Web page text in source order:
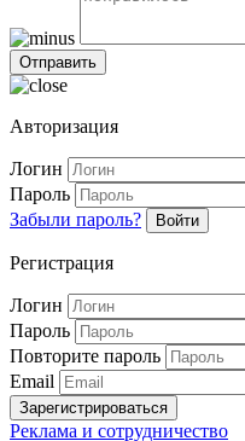
Авторизация
Логин
Пароль
Забыли пароль?
Войти
Регистрация
Логин
Пароль
Повторите пароль
Email
Зарегистрироваться
Реклама и сотрудничество